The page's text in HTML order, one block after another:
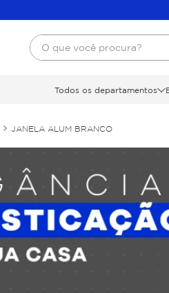
O que você procura?
Todos os departamentos
JANELA ALUM BRANCO